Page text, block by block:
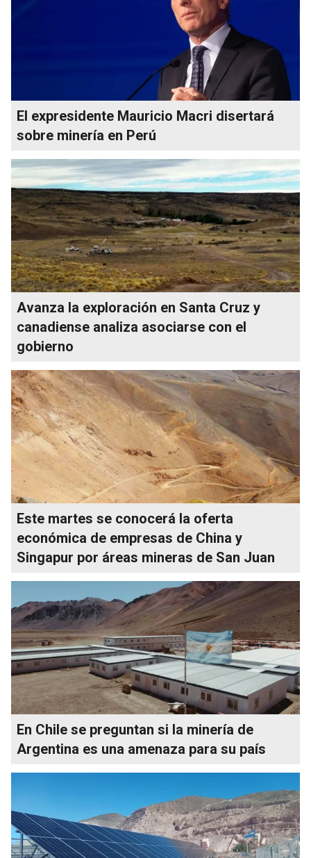
El expresidente Mauricio Macri disertará
sobre minería en Perú
Avanza la exploración en Santa Cruz y
canadiense analiza asociarse con el
gobierno
Este martes se conocerá la oferta
económica de empresas de China y
Singapur por áreas mineras de San Juan
En Chile se preguntan si la minería de
Argentina es una amenaza para su país